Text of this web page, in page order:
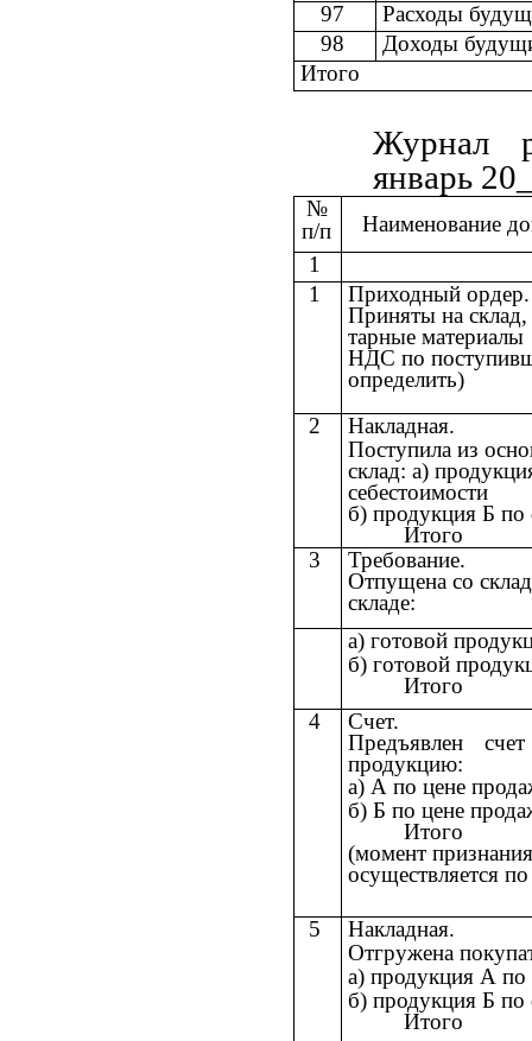
97
Расходы
98
Доходы
Итого
Журнал
январь
№
п/п
Наименование
1
1
Приходный ордер.
Приняты на
тарные материалы
НДС по
определить)
2
Накладная.
Поступила из
склад: а)
себестоимости
б) продукция Б по
Итого
3
Требование.
Отпущена со
складе:
а) готовой
б) готовой
Итого
4
Счет.
Предъявлен
продукцию:
а) А по цене
б) Б по цене
Итого
(момент
осуществляется
5
Накладная.
Отгружена
а) продукция А по
б) продукция Б по
Итого